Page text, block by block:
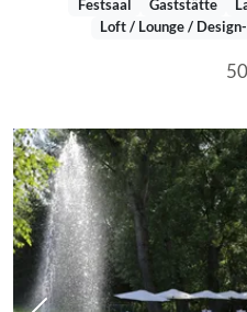
Festsaal Gaststätte
Loft / Lounge /